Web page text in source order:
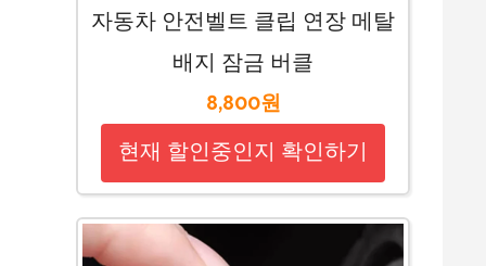
자동차 안전벨트 클립 연장 메탈
배지 잠금 버클
8,800원
현재 할인중인지 확인하기